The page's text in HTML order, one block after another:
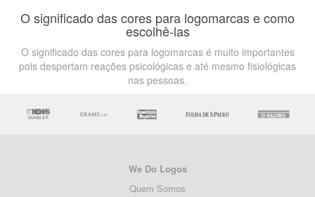
O significado das cores para logomarcas e como
escolhê-las
O significado das cores para logomarcas é muito importantes
pois despertam reações psicológicas e até mesmo fisiológicas
nas pessoas.
We Do Logos
Quem Somos